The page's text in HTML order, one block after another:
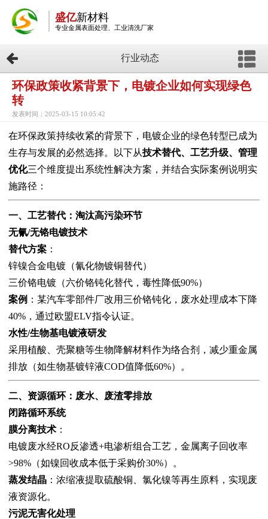
盛亿新材料
专业金属表面处理、工业清洗厂家
行业动态
环保政策收紧背景下，电镀企业如何实现绿色
转
发表时间：2025-03-15 10:05:42
在环保政策持续收紧的背景下，电镀企业的绿色转型已成为
生存与发展的必然选择。以下从技术替代、工艺升级、管理
优化三个维度提出系统性解决方案，并结合实际案例说明实
施路径：
一、工艺替代：淘汰高污染环节
无氰/无铬电镀技术
替代方案 ：
锌镍合金电镀（氰化物镀铜替代）
三价铬电镀（六价铬钝化替代，毒性降低90%）
案例 ：某汽车零部件厂改用三价铬钝化，废水处理成本下降
40%，通过欧盟ELV指令认证。
水性/生物基电镀液研发
采用植酸、壳聚糖等生物降解材料作为络合剂，减少重金属
排放（如生物基镀锌液COD值降低60%）。
二、资源循环：废水、废渣零排放
闭路循环系统
膜分离技术 ：
电镀废水经RO反渗透+电渗析组合工艺，金属离子回收率
>98%（如镍回收成本低于采购价30%）。
蒸发结晶 ：浓缩液提取硫酸铜、氯化镍等再生原料，实现废
液资源化。
污泥无害化处理